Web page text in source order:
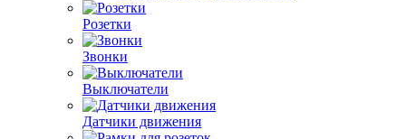
Розетки
Звонки
Выключатели
Датчики движения